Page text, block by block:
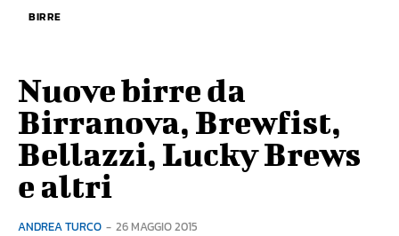
BIRRE
Nuove birre da
Birranova, Brewfist,
Bellazzi, Lucky Brews
e altri
ANDREA TURCO - 26 MAGGIO 2015